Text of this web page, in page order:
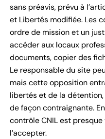
sans préavis, prévu à
et Libertés modifiée. Les
ordre de mission et un
accéder aux locaux
documents, copier des
Le responsable du site
mais cette opposition
libertés et de la
de façon contraignante.
contrôle CNIL est
l’accepter.